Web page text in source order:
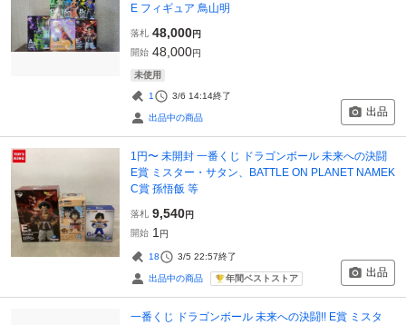
E フィギュア 鳥山明
落札 48,000円
開始 48,000円
未使用
1 3/6 14:14終了
出品中の商品 出品
1円〜 未開封 一番くじ ドラゴンボール 未来への決闘
E賞 ミスター・サタン、BATTLE ON PLANET NAMEK
C賞 孫悟飯 等
落札 9,540円
開始 1 円
18 3/5 22:57終了
出品中の商品 年間ベストストア 出品
一番くじ ドラゴンボール 未来への決闘!! E賞 ミスタ